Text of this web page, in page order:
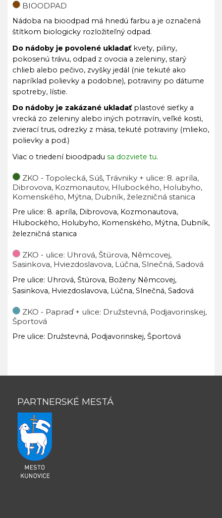
BIOODPAD
Nádoba na bioodpad má hnedú farbu a je označená
štítkom biologicky rozložiteľný odpad.
Do nádoby je povolené ukladaťkvety, piliny,
pokosenú trávu, odpad z ovocia a zeleniny, starý
chlieb alebo pečivo, zvyšky jedál (nie tekuté ako
napríklad polievky a podobne), potraviny po dátume
spotreby, lístie.
Do nádoby je zakázané ukladaťplastové sieťky a
vrecká zo zeleniny alebo iných potrravín, veľké kosti,
zvierací trus, odrezky z mäsa, tekuté potraviny (mlieko,
polievky a pod.)
Viac o triedení bioodpadu sa dozviete tu.
ZKO - Topolecká, Súš, Trávniky + ulice: 8. apríla,
Dibrovova, Kozmonautov, Hlubockého, Holubyho,
Komenského, Mýtna, Dubník, železničná stanica
Pre ulice: 8. apríla, Dibrovova, Kozmonautova,
Hlubockého, Holubyho, Komenského, Mýtna, Dubník,
železničná stanica
ZKO - ulice: Uhrová, Štúrova, Němcovej,
Sasinkova, Hviezdoslavova, Lúčna, Slnečná, Sadová
Pre ulice: Uhrová, Štúrova, Boženy Němcovej,
Sasinkova, Hviezdoslavova, Lúčna, Slnečná, Sadová
ZKO - Papraď + ulice: Družstevná, Podjavorinskej,
Športová
Pre ulice: Družstevná, Podjavorinskej, Športová
PARTNERSKÉ MESTÁ